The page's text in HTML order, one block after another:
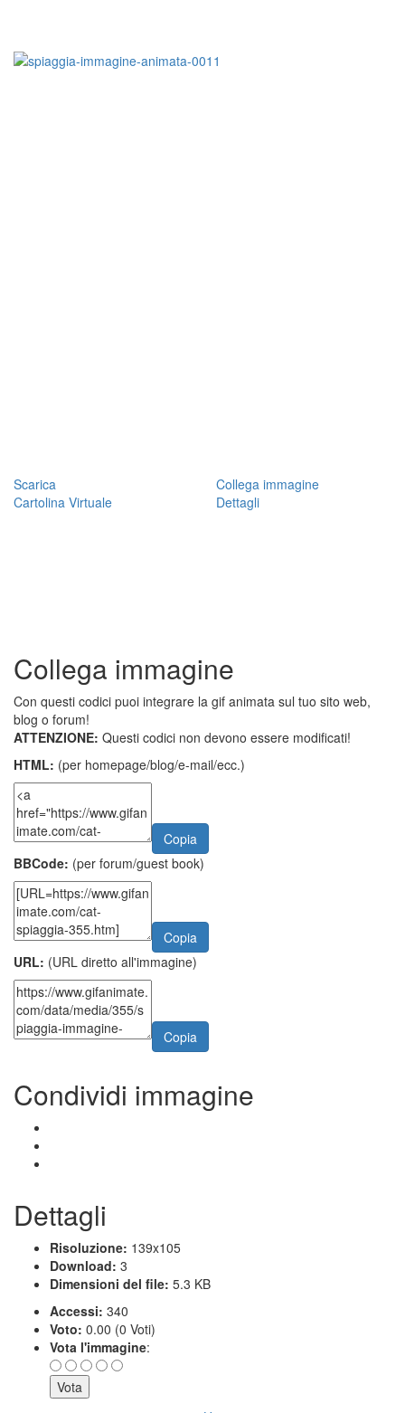
Scarica
Collega immagine
Cartolina Virtuale
Dettagli
Collega immagine
Con questi codici puoi integrare la gif animata sul tuo sito web,
blog o forum!
ATTENZIONE: Questi codici non devono essere modificati!
HTML: (per homepage/blog/e-mail/ecc.)
Copia
BBCode: (per forum/guest book)
Copia
URL: (URL diretto all'immagine)
Copia
Condividi immagine
Dettagli
Risoluzione: 139x105
Download: 3
Dimensioni del file: 5.3 KB
Accessi: 340
Voto: 0.00 (0 Voti)
Vota l'immagine: